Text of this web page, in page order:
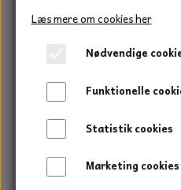
HAVE/
UNIVERSALE REMME
TRAKTOR/
Læs mere om cookies her
Nødvendige
Funktionelle
Statistik cookies
Marketing cookies